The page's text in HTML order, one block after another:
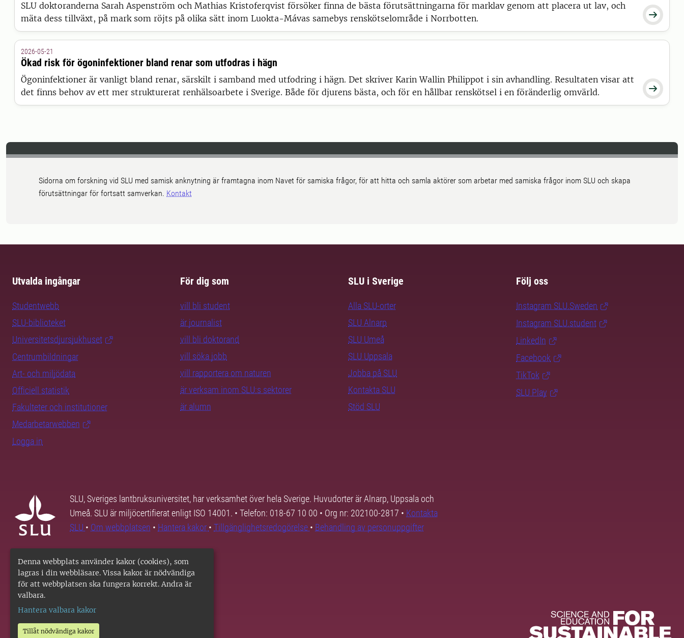
Denna webbplats använder kakor (cookies), som
lagras i din webbläsare. Vissa kakor är nödvändiga
för att webbplatsen ska fungera korrekt. Andra är
valbara.
Hantera valbara kakor
Tillåt nödvändiga kakor

SLU doktoranderna Sarah Aspenström och Mathias Kristoferqvist försöker finna de bästa förutsättningarna för marklav genom att placera ut lav, och
mäta dess tillväxt, på mark som röjts på olika sätt inom Luokta-Mávas samebys renskötselområde i Norrbotten.

2026-05-21
Ökad risk för ögoninfektioner bland renar som utfodras i hägn
Ögoninfektioner är vanligt bland renar, särskilt i samband med utfodring i hägn. Det skriver Karin Wallin Philippot i sin avhandling. Resultaten visar att
det finns behov av ett mer strukturerat renhälsoarbete i Sverige. Både för djurens bästa, och för en hållbar renskötsel i en föränderlig omvärld.
Sidorna om forskning vid SLU med samisk anknytning är framtagna inom Navet för samiska frågor, för att hitta och samla aktörer som arbetar med samiska frågor inom SLU och skapa
förutsättningar för fortsatt samverkan. Kontakt
Utvalda ingångar
Studentwebb
SLU-biblioteket
Universitetsdjursjukhuset
Centrumbildningar
Art- och miljödata
Officiell statistik
Fakulteter och institutioner
Medarbetarwebben
Logga in
För dig som
vill bli student
är journalist
vill bli doktorand
vill söka jobb
vill rapportera om naturen
är verksam inom SLU:s sektorer
är alumn
SLU i Sverige
Alla SLU-orter
SLU Alnarp
SLU Umeå
SLU Uppsala
Jobba på SLU
Kontakta SLU
Stöd SLU
Följ oss
Instagram SLU.Sweden
Instagram SLU.student
LinkedIn
Facebook
TikTok
SLU Play
SLU, Sveriges lantbruksuniversitet, har verksamhet över hela Sverige. Huvudorter är Alnarp, Uppsala och
Umeå. SLU är miljöcertifierat enligt ISO 14001. • Telefon: 018-67 10 00 • Org nr: 202100-2817 • Kontakta
SLU • Om webbplatsen • Hantera kakor • Tillgänglighetsredogörelse • Behandling av personuppgifter